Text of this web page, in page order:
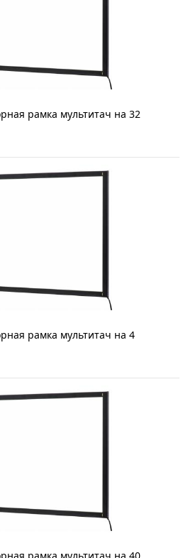
рамка мультитач на 32
рамка мультитач на 4